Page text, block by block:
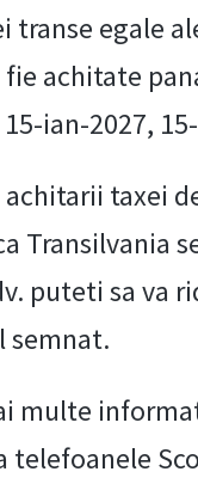
transe egale
fie achitate
ian-2027,
achitarii taxei
Transilvania
puteti sa va
semnat.
multe
telefoanele